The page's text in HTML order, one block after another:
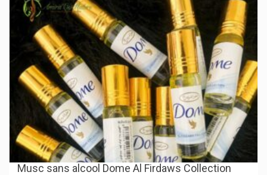
Musc sans alcool Dome Al Firdaws Collection